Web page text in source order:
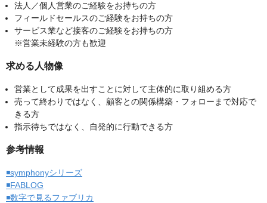
法人／個人営業のご経験をお持ちの方
フィールドセールスのご経験をお持ちの方
サービス業など接客のご経験をお持ちの方
※営業未経験の方も歓迎
求める人物像
営業として成果を出すことに対して主体的に取り組める方
売って終わりではなく、顧客との関係構築・フォローまで対応で
きる方
指示待ちではなく、自発的に行動できる方
参考情報
◾️symphonyシリーズ
◾️FABLOG
◾️数字で見るファブリカ